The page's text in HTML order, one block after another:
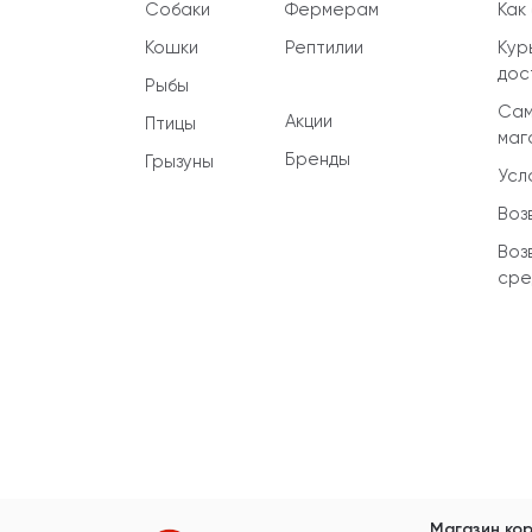
Собаки
Кошки
Рыбы
Птицы
Грызуны
Фермерам
Рептилии
Акции
Бренды
Как